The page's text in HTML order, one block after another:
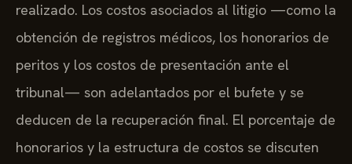
realizado. Los costos asociados al litigio —como la
obtención de registros médicos, los honorarios de
peritos y los costos de presentación ante el
tribunal— son adelantados por el bufete y se
deducen de la recuperación final. El porcentaje de
honorarios y la estructura de costos se discuten